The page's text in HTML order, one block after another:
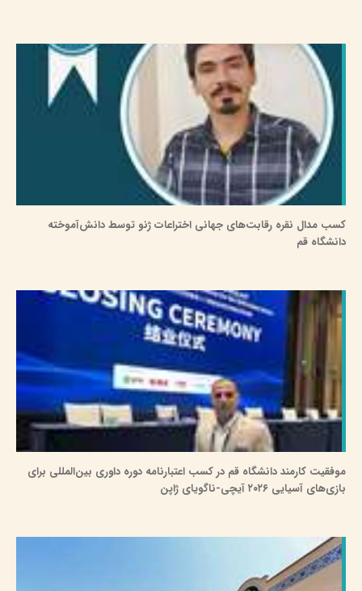
کسب مدال نقره رقابت‌های جهانی اختراعات ژنو توسط دانش‌آموخته
دانشگاه قم
موفقیت کارمند دانشگاه قم در کسب اعتبارنامه دوره داوری بین‌المللی برای
بازی‌های آسیایی ۲۰۲۶ آیچی-ناگویای ژاپن